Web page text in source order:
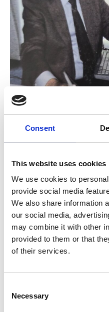
Consent
This website uses cookies
We use cookies to
provide social media
We also share information
our social media,
may combine it with other
provided to them or that
of their services.
Selection
Necessary
Uncategorized
ΛΟΪΖΙΔΗ
ΣΥΝΑΔΕΛΦΟ ΣΟΦΟΚΛΗ
28 Νοεμβρίου, 2025
Share:
Ο Παγκύπριος Ιατρικός
τόσο στην ιατρική επιστήμη
Ο Δρ. Λοϊζίδης υπήρξε